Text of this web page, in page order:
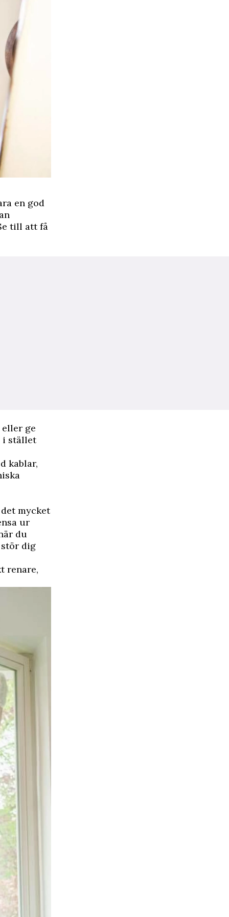
en god
till att få
eller ge
i stället
kablar,
mycket
ur
du
stör dig
renare,